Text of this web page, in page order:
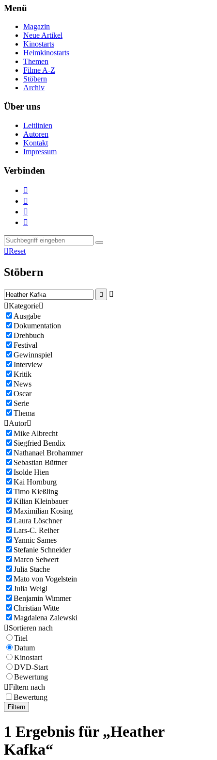
Menü
Magazin
Neue Artikel
Kinostarts
Heimkinostarts
Themen
Filme A-Z
Stöbern
Archiv
Über uns
Leitlinien
Autoren
Kontakt
Impressum
Verbinden




Reset
Stöbern


Kategorie
Ausgabe
Dokumentation
Drehbuch
Festival
Gewinnspiel
Interview
Kritik
News
Oscar
Serie
Thema
Autor
Mike Albrecht
Siegfried Bendix
Nathanael Brohammer
Sebastian Büttner
Isolde Hien
Kai Hornburg
Timo Kießling
Kilian Kleinbauer
Maximilian Kosing
Laura Löschner
Lars-C. Reiher
Yannic Sames
Stefanie Schneider
Marco Seiwert
Julia Stache
Mato von Vogelstein
Julia Weigl
Benjamin Wimmer
Christian Witte
Magdalena Zalewski
Sortieren nach
Titel
Datum
Kinostart
DVD-Start
Bewertung
Filtern nach
Bewertung
Filtern
1 Ergebnis für „Heather
Kafka“